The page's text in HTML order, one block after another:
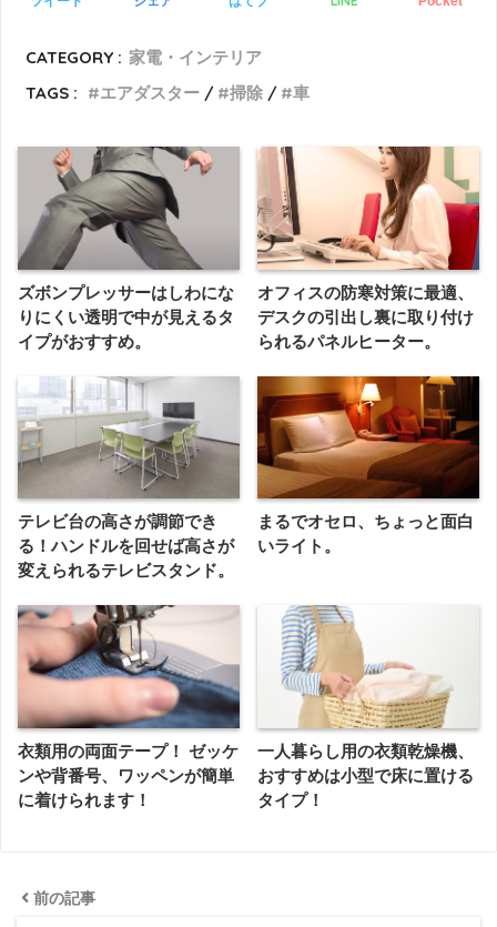
CATEGORY : 家電・インテリア
TAGS :
エアダスター 掃除 車
ズボンプレッサーはしわにな
りにくい透明で中が見えるタ
イプがおすすめ。
オフィスの防寒対策に最適、
デスクの引出し裏に取り付け
られるパネルヒーター。
テレビ台の高さが調節でき
る！ハンドルを回せば高さが
変えられるテレビスタンド。
まるでオセロ、ちょっと面白
いライト。
衣類用の両面テープ！ ゼッケ
ンや背番号、ワッペンが簡単
に着けられます！
一人暮らし用の衣類乾燥機、
おすすめは小型で床に置ける
タイプ！
前の記事